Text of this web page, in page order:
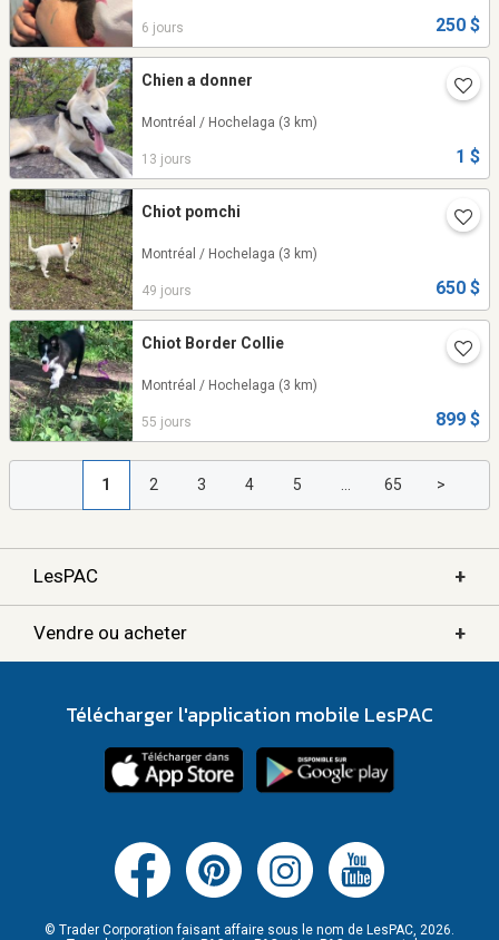
6 jours 250 $
Chien a donner
Montréal / Hochelaga (3 km)
13 jours 1 $
Chiot pomchi
Montréal / Hochelaga (3 km)
49 jours 650 $
Chiot Border Collie
Montréal / Hochelaga (3 km)
55 jours 899 $
1 2 3 4 5 65 >
LesPAC +
Vendre ou acheter +
Télécharger l'application mobile LesPAC
© Trader Corporation faisant affaire sous le nom de LesPAC, 2026.